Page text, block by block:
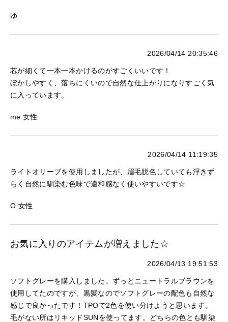
ゆ
2026/04/14 20:35:46
芯が細くて一本一本かけるのがすごくいいです！
ぼかしやすく、落ちにくいので自然な仕上がりになりすごく気
に入っています。
me 女性
2026/04/14 11:19:35
ライトオリーブを使用しましたが、眉毛脱色していても浮きず
らく自然に馴染む色味で違和感なく使いやすいです☆
O 女性
お気に入りのアイテムが増えました☆
2026/04/13 19:51:53
ソフトグレーを購入しました。ずっとニュートラルブラウンを
使用してたのですが、黒髪なのでソフトグレーの配色も自然な
感じで良かったです！TPOで2色を使い分けようと思います。
毛がない所はリキッドSUNを使ってます。どちらの色とも馴染